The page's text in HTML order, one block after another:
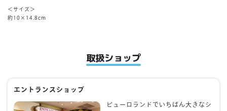
＜サイズ＞
約10×14.8cm
取扱ショップ
エントランスショップ
ピューロランドでいちばん大きなシ